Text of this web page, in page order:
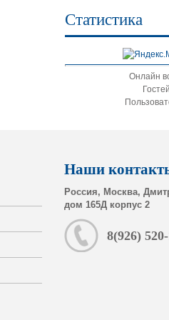
Статистика
Онлайн
Наши
Россия, Москва,
дом 165Д корпус 2
8(926)